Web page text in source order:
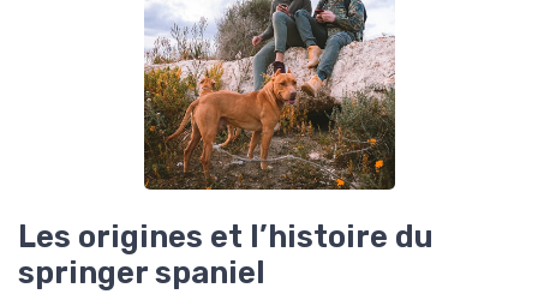
Les origines et l’histoire du
springer spaniel